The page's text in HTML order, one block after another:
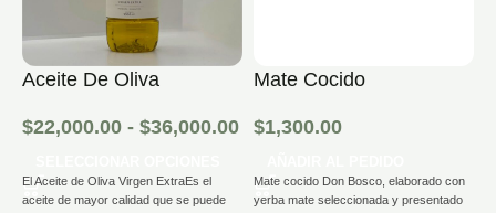
Aceite De Oliva
$22,000.00 - $36,000.00
El Aceite de Oliva Virgen ExtraEs el
aceite de mayor calidad que se puede
Mate Cocido
$1,300.00
Mate cocido Don Bosco, elaborado con
yerba mate seleccionada y presentado